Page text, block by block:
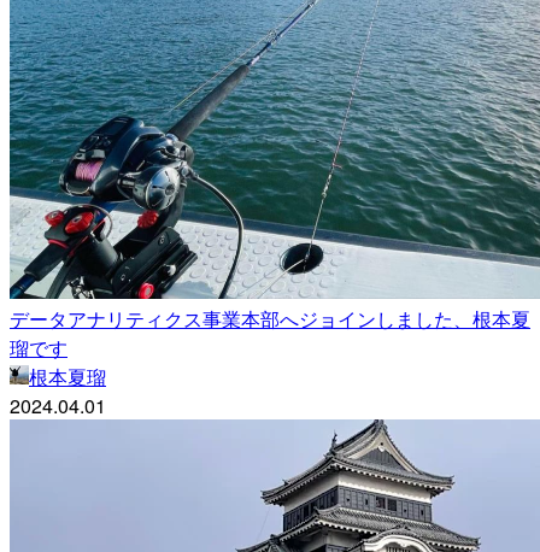
データアナリティクス事業本部へジョインしました、根本夏
瑠です
根本夏瑠
2024.04.01